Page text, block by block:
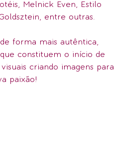
Melnick Even, Estilo
entre outras.
forma mais autêntica,
constituem o início de
criando imagens para
paixão!